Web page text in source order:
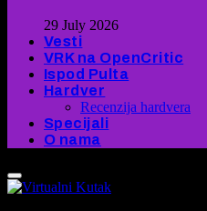
29 July 2026
Vesti
VRK na OpenCritic
Ispod Pulta
Hardver
Recenzija hardvera
Specijali
O nama